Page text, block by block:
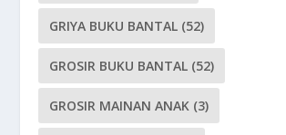
GRIYA BUKU BANTAL (52)
GROSIR BUKU BANTAL (52)
GROSIR MAINAN ANAK (3)